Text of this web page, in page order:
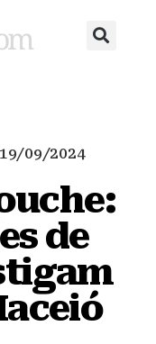
19/09/2024
de